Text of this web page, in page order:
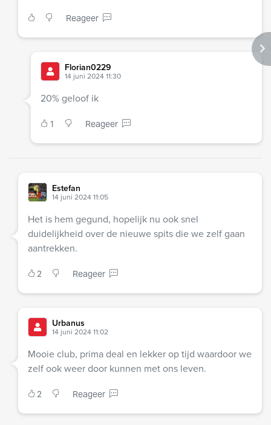
Reageer
Florian0229
14 juni 2024 11:30
20% geloof ik
1 Reageer
Estefan
14 juni 2024 11:05
Het is hem gegund, hopelijk nu ook snel
duidelijkheid over de nieuwe spits die we zelf gaan
aantrekken.
2 Reageer
Urbanus
14 juni 2024 11:02
Mooie club, prima deal en lekker op tijd waardoor we
zelf ook weer door kunnen met ons leven.
2 Reageer